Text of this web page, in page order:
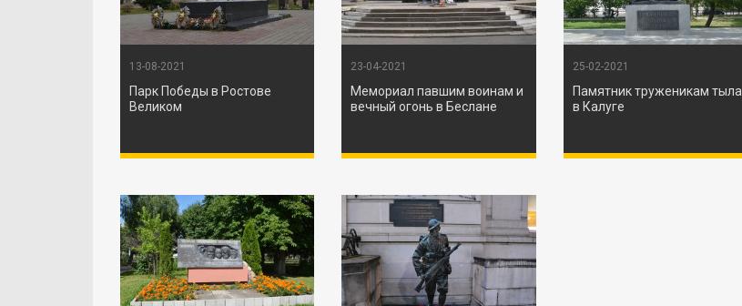
13-08-2021
Парк Победы в Ростове
Великом
23-04-2021
Мемориал павшим воинам и
вечный огонь в Беслане
25-02-2021
Памятник труженикам тыла
в Калуге